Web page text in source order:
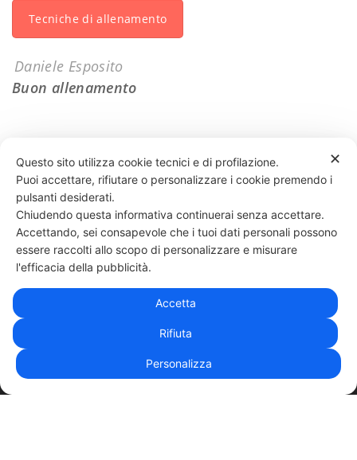
Tecniche di allenamento
Daniele Esposito
Buon allenamento
165 LIKES
331 818 4777DANIELE ESPOSITO
| PRIVACY POLICY
✕
Questo sito utilizza cookie tecnici e di profilazione.
Puoi accettare, rifiutare o personalizzare i cookie premendo i
pulsanti desiderati.
Chiudendo questa informativa continuerai senza accettare.
Accettando, sei consapevole che i tuoi dati personali possono
essere raccolti allo scopo di personalizzare e misurare
l'efficacia della pubblicità.
Accetta
Rifiuta
Personalizza